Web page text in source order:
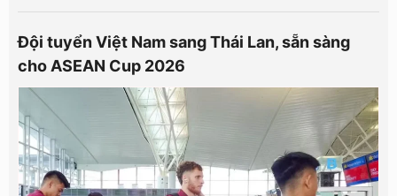
Đội tuyển Việt Nam sang Thái Lan, sẵn sàng
cho ASEAN Cup 2026